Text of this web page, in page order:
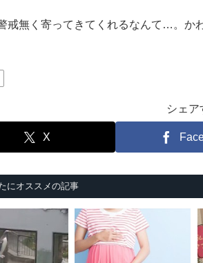
戒無く寄ってきてくれるなんて…。か
シェア
X
にオススメの記事